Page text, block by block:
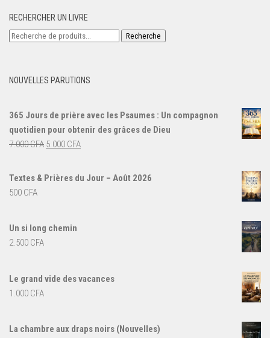
RECHERCHER UN LIVRE
Recherche
Recherche
NOUVELLES PARUTIONS
365 Jours de prière avec les Psaumes : Un compagnon
quotidien pour obtenir des grâces de Dieu
7.000CFA Le
initial
5.000 CFALe
actuel
Textes & Prières du Jour – Août 2026
500 CFA
Un si long chemin
2.500 CFA
Le grand vide des vacances
1.000 CFA
La chambre aux draps noirs (Nouvelles)